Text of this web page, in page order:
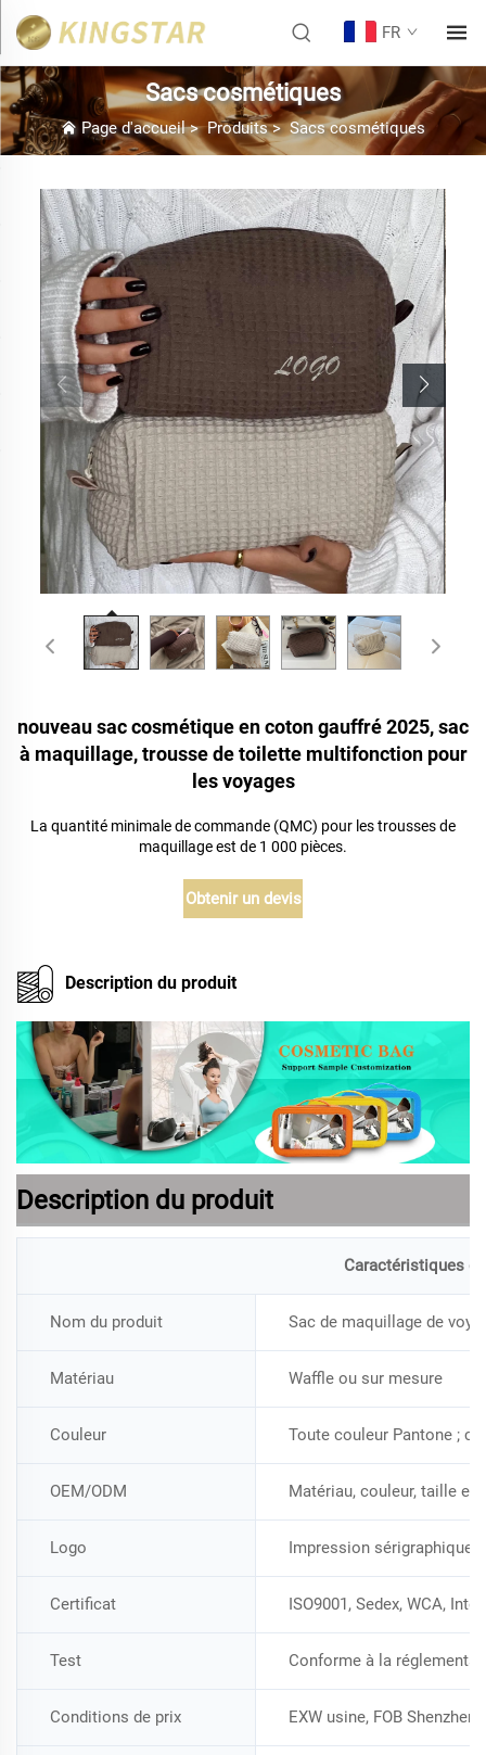
FR
Sacs cosmétiques
Page d'accueil>Produits>Sacs cosmétiques
nouveau sac cosmétique en coton gauffré 2025, sac
à maquillage, trousse de toilette multifonction pour
les voyages
La quantité minimale de commande (QMC) pour les trousses de
maquillage est de 1 000 pièces.
Obtenir un devis
Description du produit
Description du produit
Caractéristiques
Nom du produit Sac de maquillage de
Matériau Waffle ou sur mesure
Couleur Toute couleur Pantone ;
OEM/ODM Matériau, couleur, taille et
Logo Impression sérigraphique,
Certificat ISO9001, Sedex, WCA,
Test Conforme à la
Conditions de prix EXW usine, FOB Shenzhen,